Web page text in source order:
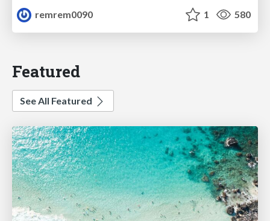
remrem0090 1 580
Featured
See All Featured